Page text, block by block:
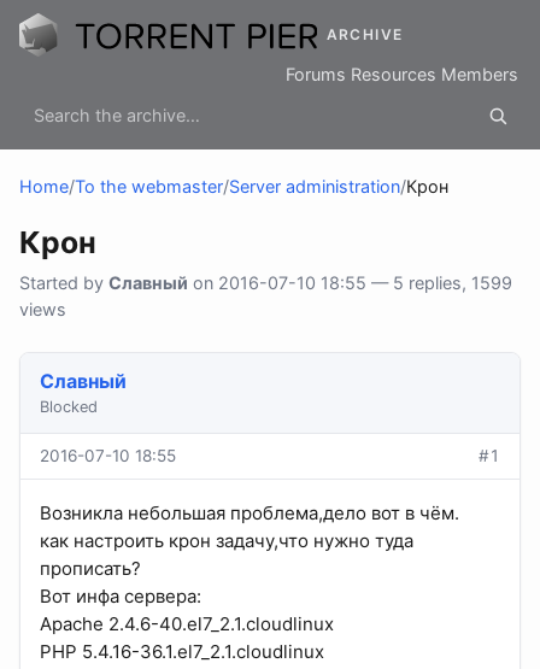
ARCHIVE
Forums Resources Members
Home/To the webmaster/Server administration/Крон
Крон
Started by Славный on 2016-07-10 18:55 — 5 replies, 1599
views
Славный
Blocked
2016-07-10 18:55 #1
Возникла небольшая проблема,дело вот в чём.
как настроить крон задачу,что нужно туда
прописать?
Вот инфа сервера:
Apache 2.4.6-40.el7_2.1.cloudlinux
PHP 5.4.16-36.1.el7_2.1.cloudlinux